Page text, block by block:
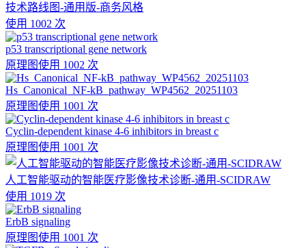
技术路线图-通用版-商务风格
使用 1002 次
p53 transcriptional gene network
原理图使用 1002 次
Hs_Canonical_NF-kB_pathway_WP4562_20251103
原理图使用 1001 次
Cyclin-dependent kinase 4-6 inhibitors in breast c
原理图使用 1001 次
人工智能驱动的智能医疗影像技术诊断-通用-SCIDRAW
使用 1019 次
ErbB signaling
原理图使用 1001 次